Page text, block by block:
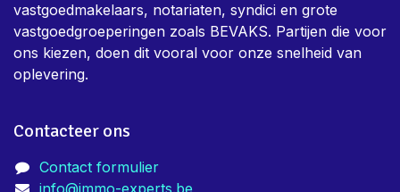
vastgoedmakelaars, notariaten, syndici en grote
vastgoedgroeperingen zoals BEVAKS. Partijen die voor
ons kiezen, doen dit vooral voor onze snelheid van
oplevering.
Contacteer ons
Contact formulier